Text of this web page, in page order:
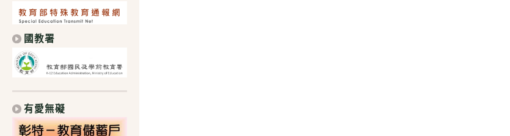
國教署
有愛無礙